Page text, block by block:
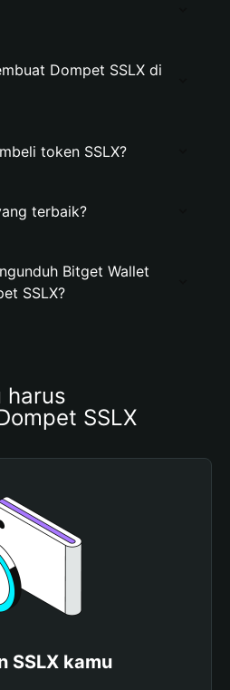
Dompet SSLX di
token SSLX?
terbaik?
Bitget Wallet
SSLX?
harus
SSLX
SSLX kamu